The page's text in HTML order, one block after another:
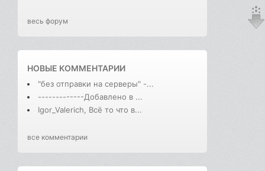
весь форум
НОВЫЕ КОММЕНТАРИИ
"без отправки на серверы" -...
-------------Добавлено в ...
Igor_Valerich, Всё то что в...
все комментарии